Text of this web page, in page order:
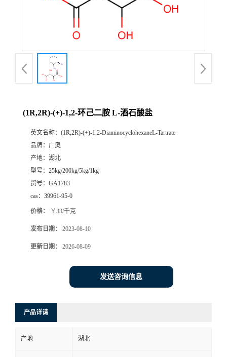
(1R,2R)-(+)-1,2-环己二胺 L-酒石酸盐
英文名称： (1R,2R)-(+)-1,2-DiaminocyclohexaneL-Tartrate
品牌： 广奥
产地： 湖北
型号： 25kg/200kg/5kg/1kg
货号： GA1783
cas： 39961-95-0
价格： ￥33/千克
发布日期： 2023-08-10
更新日期： 2026-08-09
发送咨询信息
产品详请
产地 湖北